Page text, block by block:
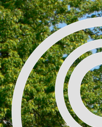
Zum
Inhalt
springen